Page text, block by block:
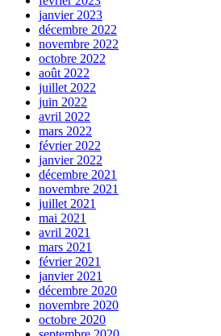
janvier 2023
décembre 2022
novembre 2022
octobre 2022
août 2022
juillet 2022
juin 2022
avril 2022
mars 2022
février 2022
janvier 2022
décembre 2021
novembre 2021
juillet 2021
mai 2021
avril 2021
mars 2021
février 2021
janvier 2021
décembre 2020
novembre 2020
octobre 2020